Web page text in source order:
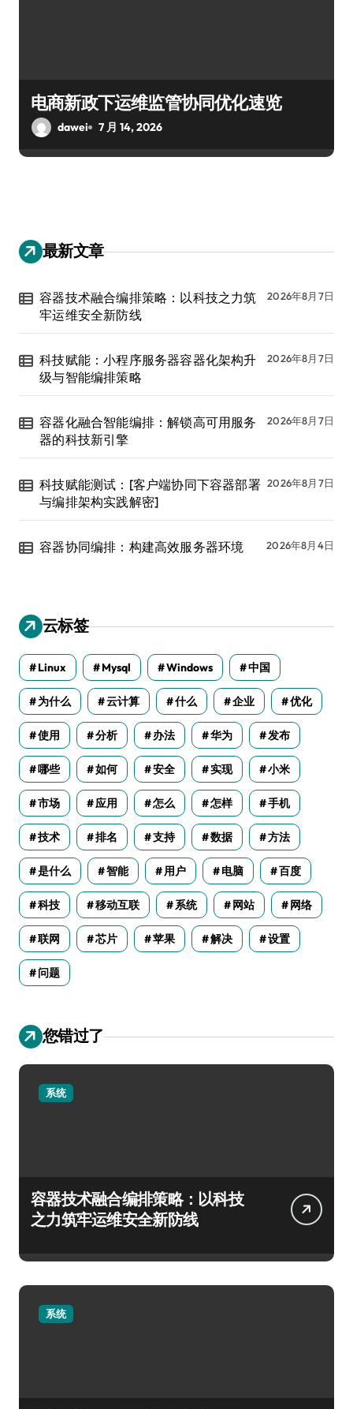
电商新政下运维监管协同优化速览
dawei 7 月 14, 2026
最新文章
容器技术融合编排策略：以科技之力筑
牢运维安全新防线
2026年8月7日
科技赋能：小程序服务器容器化架构升
级与智能编排策略
2026年8月7日
容器化融合智能编排：解锁高可用服务
器的科技新引擎
2026年8月7日
科技赋能测试：[客户端协同下容器部署
与编排架构实践解密]
2026年8月7日
容器协同编排：构建高效服务器环境 2026年8月4日
云标签
Linux Mysql Windows 中国
为什么 云计算 什么 企业 优化
使用 分析 办法 华为 发布
哪些 如何 安全 实现 小米
市场 应用 怎么 怎样 手机
技术 排名 支持 数据 方法
是什么 智能 用户 电脑 百度
科技 移动互联 系统 网站 网络
联网 芯片 苹果 解决 设置
问题
您错过了
系统
容器技术融合编排策略：以科技
之力筑牢运维安全新防线
系统